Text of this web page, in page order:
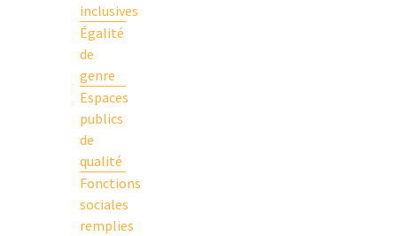
inclusives
Égalité
de
genre
Espaces
publics
de
qualité
Fonctions
sociales
remplies